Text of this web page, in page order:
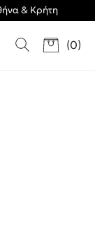
& Κρήτη
(0)